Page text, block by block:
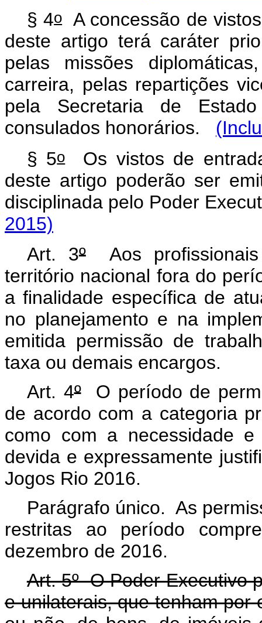
§ 4oA concessão de
deste artigo terá caráter
pelas missões
carreira, pelas repartições
pela Secretaria de
consulados honorários.
§ 5oOs vistos de
deste artigo poderão ser
disciplinada pelo Poder
2015)
Art. 3ºAos profissionais
território nacional fora do
a finalidade específica de
no planejamento e na
emitida permissão de
taxa ou demais encargos.
Art. 4ºO período de
de acordo com a categoria
como com a necessidade
devida e expressamente
Jogos Rio 2016.
Parágrafo único. As
restritas ao período
dezembro de 2016.
Art. 5º O Poder Executivo
e unilaterais, que tenham por